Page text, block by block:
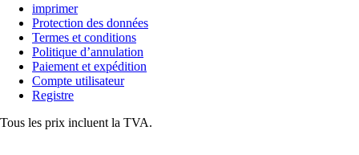
imprimer
Protection des données
Termes et conditions
Politique d’annulation
Paiement et expédition
Compte utilisateur
Registre
Tous les prix incluent la TVA.